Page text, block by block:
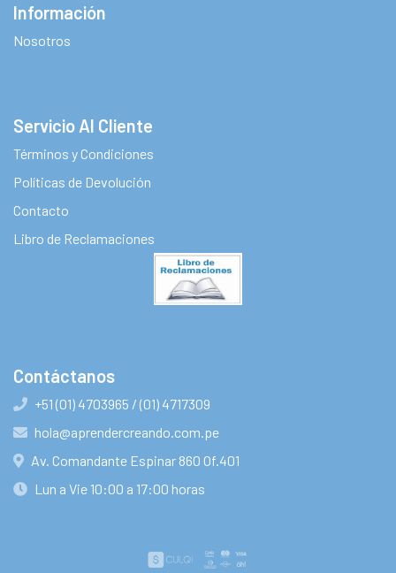
Información
Nosotros
Servicio Al Cliente
Términos y Condiciones
Políticas de Devolución
Contacto
Libro de Reclamaciones
Contáctanos
+51 (01) 4703965 / (01) 4717309
hola@aprendercreando.com.pe
Av. Comandante Espinar 860 Of.401
Lun a Vie 10:00 a 17:00 horas